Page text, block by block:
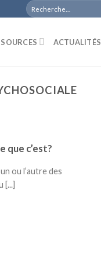
ACTUALITÉS
que c’est?
ou l’autre des
[...]